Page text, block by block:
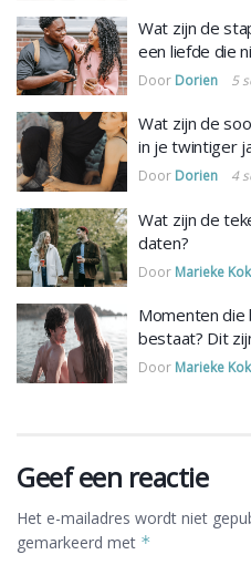
Wat zijn de
een liefde die
Door Dorien 5
Wat zijn de
in je twintiger
Door Dorien 4
Wat zijn de
daten?
Door Marieke Kok
Momenten die
bestaat? Dit
Door Marieke Kok
Geef een reactie
Het e-mailadres wordt niet
gemarkeerd met *